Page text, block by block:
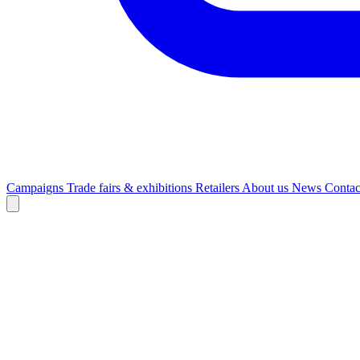
Campaigns Trade fairs & exhibitions Retailers About us News